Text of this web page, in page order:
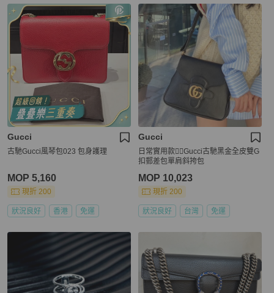
Gucci
古馳Gucci風琴包023 包身護理
MOP 5,160
現折 200
狀況良好 香港 免運
Gucci
日常實用款❤️‍🔥Gucci古馳黑金全皮雙G
扣郵差包單肩斜挎包
MOP 10,023
現折 200
狀況良好 台灣 免運